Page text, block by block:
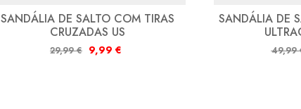
SANDÁLIA DE SALTO COM TIRAS
CRUZADAS US
29,99€ 9,99 €
SANDÁLIA DE
49,99